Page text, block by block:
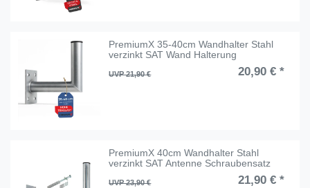
PremiumX 35-40cm Wandhalter Stahl
verzinkt SAT Wand Halterung
UVP 21,90 € 20,90 € *
PremiumX 40cm Wandhalter Stahl
verzinkt SAT Antenne Schraubensatz
UVP 23,90 € 21,90 € *